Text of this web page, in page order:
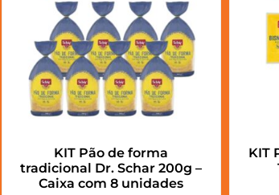
KIT Pão de forma
tradicional Dr. Schar 200g –
Caixa com 8 unidades
KIT